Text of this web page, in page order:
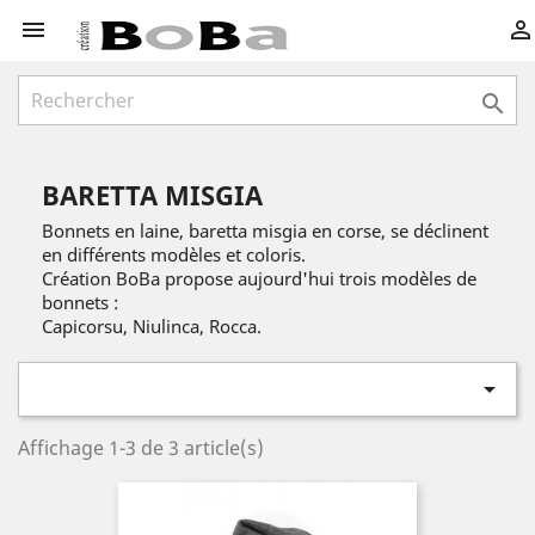
 

BARETTA MISGIA
Bonnets en laine, baretta misgia en corse, se déclinent
en différents modèles et coloris.
Création BoBa propose aujourd'hui trois modèles de
bonnets :
Capicorsu, Niulinca, Rocca.

Affichage 1-3 de 3 article(s)